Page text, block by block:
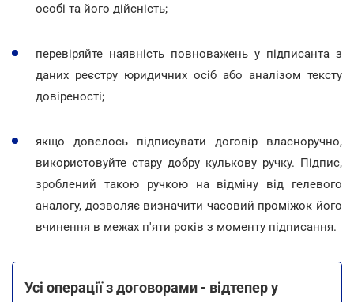
особі та його дійсність;
перевіряйте наявність повноважень у підписанта з
даних реєстру юридичних осіб або аналізом тексту
довіреності;
якщо довелось підписувати договір власноручно,
використовуйте стару добру кулькову ручку. Підпис,
зроблений такою ручкою на відміну від гелевого
аналогу, дозволяє визначити часовий проміжок його
вчинення в межах п'яти років з моменту підписання.
Усі операції з договорами - відтепер у